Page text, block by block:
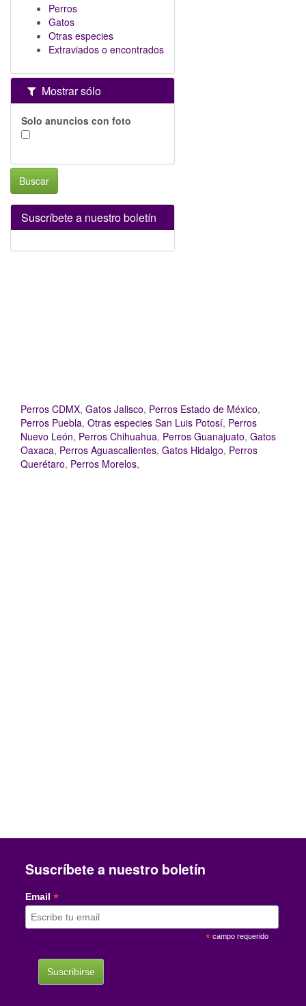
Perros
Gatos
Otras especies
Extraviados o encontrados
Mostrar sólo
Solo anuncios con foto
Buscar
Suscríbete a nuestro boletín
Perros CDMX, Gatos Jalisco, Perros Estado de México,
Perros Puebla, Otras especies San Luis Potosí, Perros
Nuevo León, Perros Chihuahua, Perros Guanajuato, Gatos
Oaxaca, Perros Aguascalientes, Gatos Hidalgo, Perros
Querétaro, Perros Morelos,
Suscríbete a nuestro boletín
Email *
*campo requerido